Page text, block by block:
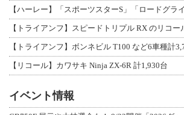
【トライアンフ】スピードトリプル RX のリコー
【リコール】カワサキ Ninja ZX-6R 計1,930台
イベント情報